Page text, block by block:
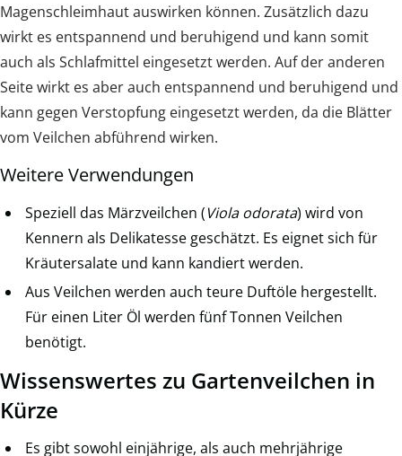
Magenschleimhaut auswirken können. Zusätzlich dazu
wirkt es entspannend und beruhigend und kann somit
auch als Schlafmittel eingesetzt werden. Auf der anderen
Seite wirkt es aber auch entspannend und beruhigend und
kann gegen Verstopfung eingesetzt werden, da die Blätter
vom Veilchen abführend wirken.
Weitere Verwendungen
Speziell das Märzveilchen (Viola odorata) wird von
Kennern als Delikatesse geschätzt. Es eignet sich für
Kräutersalate und kann kandiert werden.
Aus Veilchen werden auch teure Duftöle hergestellt.
Für einen Liter Öl werden fünf Tonnen Veilchen
benötigt.
Wissenswertes zu Gartenveilchen in
Kürze
Es gibt sowohl einjährige, als auch mehrjährige